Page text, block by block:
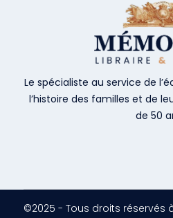
Le spécialiste au service de
l’histoire des familles et de
de 50
©2025 - Tous droits réservés